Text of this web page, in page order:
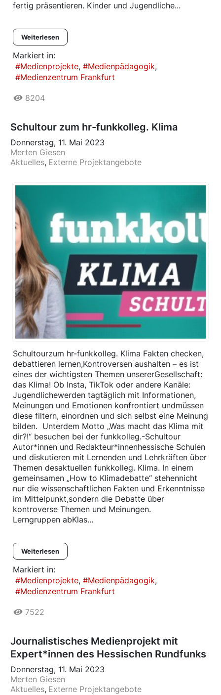
fertig präsentieren. Kinder und Jugendliche...
Weiterlesen
Markiert in:
Medienprojekte
Medienpädagogik
Medienzentrum Frankfurt
8204
Schultour zum hr-funkkolleg. Klima
Donnerstag, 11. Mai 2023
Merten Giesen
Aktuelles Externe Projektangebote
Schultourzum hr-funkkolleg. Klima Fakten checken,
debattieren lernen,Kontroversen aushalten – es ist
eines der wichtigsten Themen unsererGesellschaft:
das Klima! Ob Insta, TikTok oder andere Kanäle:
Jugendlichewerden tagtäglich mit Informationen,
Meinungen und Emotionen konfrontiert undmüssen
diese filtern, einordnen und sich selbst eine Meinung
bilden. Unterdem Motto „Was macht das Klima mit
dir?!“ besuchen bei der funkkolleg.-Schultour
Autor*innen und Redakteur*innenhessische Schulen
und diskutieren mit Lernenden und Lehrkräften über
Themen desaktuellen funkkolleg. Klima. In einem
gemeinsamen „How to Klimadebatte“ stehennicht
nur die wissenschaftlichen Fakten und Erkenntnisse
im Mittelpunkt,sondern die Debatte über
kontroverse Themen und Meinungen.
Lerngruppen abKlas...
Weiterlesen
Markiert in:
Medienprojekte
Medienpädagogik
Medienzentrum Frankfurt
7522
Journalistisches Medienprojekt mit
Expert*innen des Hessischen Rundfunks
Donnerstag, 11. Mai 2023
Merten Giesen
Aktuelles Externe Projektangebote